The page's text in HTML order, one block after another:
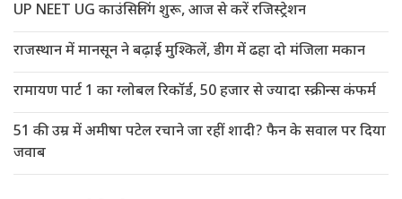
UP NEET UG काउंसिलिंग शुरू, आज से करें रजिस्ट्रेशन
राजस्थान में मानसून ने बढ़ाई मुश्किलें, डीग में ढहा दो मंजिला मकान
रामायण पार्ट 1 का ग्लोबल रिकॉर्ड, 50 हजार से ज्यादा स्क्रीन्स कंफर्म
51 की उम्र में अमीषा पटेल रचाने जा रहीं शादी? फैन के सवाल पर दिया
जवाब